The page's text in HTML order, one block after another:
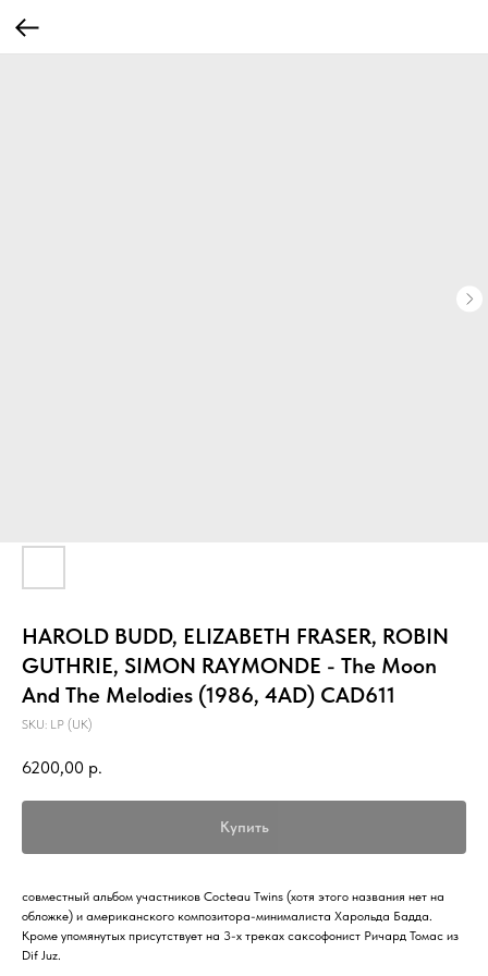
HAROLD BUDD, ELIZABETH FRASER, ROBIN
GUTHRIE, SIMON RAYMONDE - The Moon
And The Melodies (1986, 4AD) CAD611
SKU: LP (UK)
6200,00 р.
Купить
совместный альбом участников Cocteau Twins (хотя этого названия нет на
обложке) и американского композитора-минималиста Харольда Бадда.
Кроме упомянутых присутствует на 3-х треках саксофонист Ричард Томас из
Dif Juz.